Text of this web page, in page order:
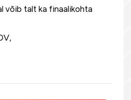
võib talt ka finaalikohta